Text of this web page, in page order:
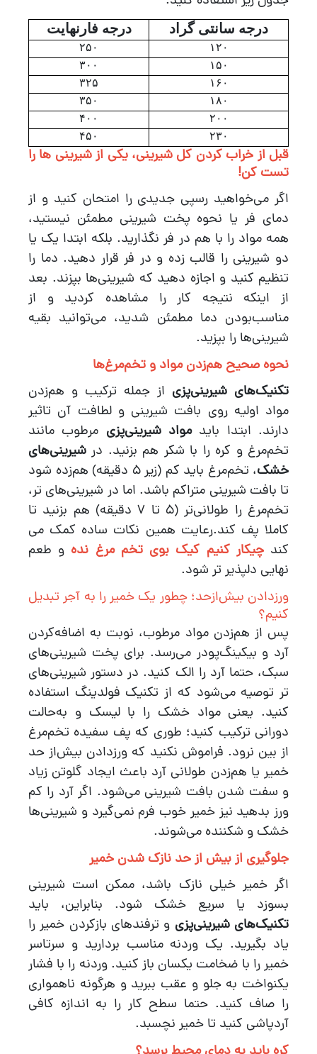
درجه سانتی گراد درجه فارنهایت
۱۲۰
۲۵۰
۱۵۰
۳۰۰
۱۶۰
۳۲۵
۱۸۰
۳۵۰
۲۰۰
۴۰۰
۲۳۰
۴۵۰
قبل از خراب کردن کل شیرینی، یکی از شیرینی ها را
تست کن!
اگر می‌خواهید رسپی جدیدی را امتحان کنید و از
دمای فر یا نحوه پخت شیرینی مطمئن نیستید،
همه مواد را با هم در فر نگذارید. بلکه ابتدا یک یا
دو شیرینی را قالب زده و در فر قرار دهید. دما را
تنظیم کنید و اجازه دهید که شیرینی‌ها بپزند. بعد
از اینکه نتیجه کار را مشاهده کردید و از
مناسب‌بودن دما مطمئن شدید، می‌توانید بقیه
شیرینی‌ها را بپزید.
نحوه صحیح هم‌زدن مواد و تخم‌مرغ‌ها
تکنیک‌های شیرینی‌پزی از جمله ترکیب و هم‌زدن
مواد اولیه روی بافت شیرینی و لطافت آن تاثیر
دارند. ابتدا بایدمواد شیرینی‌پزی مرطوب مانند
تخم‌مرغ و کره را با شکر هم بزنید. در شیرینی‌های
خشک
، تخم‌مرغ باید کم (زیر 5 دقیقه) هم‌زده شود
تا بافت شیرینی متراکم باشد. اما در شیرینی‌های تر،
تخم‌مرغ را طولانی‌تر (5 تا 7 دقیقه) هم بزنید تا
کاملا پف کند.رعایت همین نکات ساده کمک می
کندچیکار کنیم کیک بوی تخم مرغ نده و طعم
نهایی دلپذیر تر شود.
ورزدادن بیش‌از‌حد؛ چطور یک خمیر را به آجر تبدیل
کنیم؟
پس از هم‌زدن مواد مرطوب، نوبت به اضافه‌کردن
آرد و بیکینگ‌پودر می‌رسد. برای پخت شیرینی‌های
سبک، حتما آرد را الک کنید. در دستور شیرینی‌های
تر توصیه می‌شود که از تکنیک فولدینگ استفاده
کنید. یعنی مواد خشک را با لیسک و به‌حالت
دورانی ترکیب کنید؛ طوری که پف سفیده تخم‌مرغ
از بین نرود. فراموش نکنید که ورزدادن بیش‌از حد
خمیر یا هم‌زدن طولانی آرد باعث ایجاد گلوتن زیاد
و سفت شدن بافت شیرینی می‌شود. اگر آرد را کم
ورز بدهید نیز خمیر خوب فرم نمی‌گیرد و شیرینی‌ها
خشک و شکننده می‌شوند.
جلوگیری از بیش از حد نازک شدن خمیر
اگر خمیر خیلی نازک باشد، ممکن است شیرینی
بسوزد یا سریع خشک شود. بنابراین، باید
تکنیک‌های شیرینی‌پزی و ترفندهای بازکردن خمیر را
یاد بگیرید. یک وردنه مناسب بردارید و سرتاسر
خمیر را با ضخامت یکسان باز کنید. وردنه را با فشار
یکنواخت به جلو و عقب ببرید و هرگونه ناهمواری
را صاف کنید. حتما سطح کار را به اندازه کافی
آردپاشی کنید تا خمیر نچسبد.